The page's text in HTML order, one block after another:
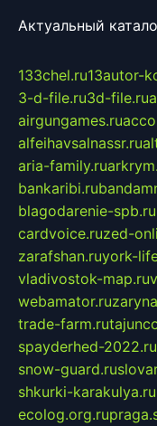
Актуальный
133chel.ru13autor-
3-d-file.ru3d-file.ru
airgungames.ru
alfeihavsalnassr.ru
aria-family.ru
bankaribi.ru
blagodarenie-spb.ru
cardvoice.ruzed-
zarafshan.ruyork-
vladivostok-map.ru
webamator.ru
trade-farm.ru
spayderhed-2022.ru
snow-guard.ru
shkurki-karakulya.ru
ecolog.org.ru